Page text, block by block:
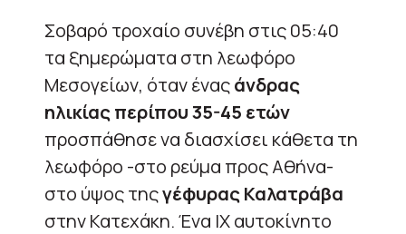
Σοβαρό τροχαίο συνέβη στις 05:40
τα ξημερώματα στη λεωφόρο
Μεσογείων, όταν έναςάνδρας
ηλικίας περίπου 35-45 ετών
προσπάθησε να διασχίσει κάθετα τη
λεωφόρο -στο ρεύμα προς Αθήνα-
στο ύψος τηςγέφυρας Καλατράβα
στην Κατεχάκη. Ένα ΙΧ αυτοκίνητο